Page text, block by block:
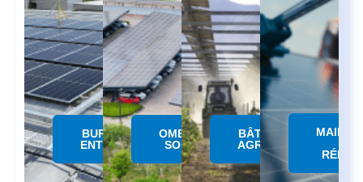
BUREAUX &
ENTREPÔTS
OMBRIERE
SOLAIRE
BÂTIMENTS
AGRICOLES